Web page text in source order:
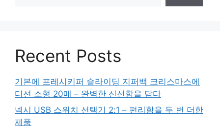
Recent Posts
기본에 프레시키퍼 슬라이딩 지퍼백 크리스마스에
디션 소형 20매 – 완벽한 신선함을 담다
넥시 USB 스위치 선택기 2:1 – 편리함을 두 번 더한
제품